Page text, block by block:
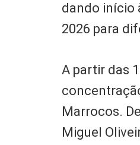
dando início
2026 para
A partir das
Marrocos.
Miguel